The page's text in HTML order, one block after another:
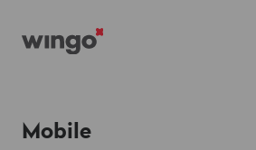
Mobile